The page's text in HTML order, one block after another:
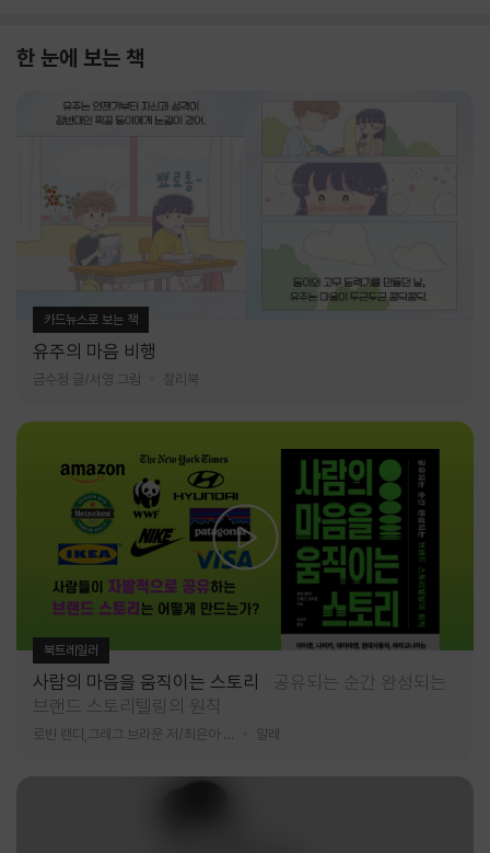
한 눈에 보는 책
카드뉴스로 보는 책
유주의 마음 비행
금수정 글/서영 그림 찰리북
북트레일러
사람의 마음을 움직이는 스토리
공유되는 순간 완성되는
브랜드 스토리텔링의 원칙
알레